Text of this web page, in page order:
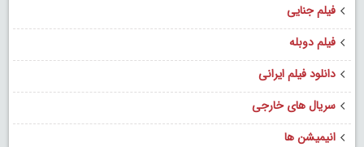
فیلم جنایی
فیلم دوبله
دانلود فیلم ایرانی
سریال های خارجی
انیمیشن ها